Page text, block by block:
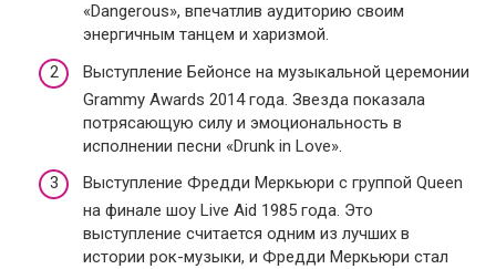
«Dangerous», впечатлив аудиторию своим
энергичным танцем и харизмой.
Выступление Бейонсе на музыкальной церемонии
Grammy Awards 2014 года. Звезда показала
потрясающую силу и эмоциональность в
исполнении песни «Drunk in Love».
Выступление Фредди Меркьюри с группой Queen
на финале шоу Live Aid 1985 года. Это
выступление считается одним из лучших в
истории рок-музыки, и Фредди Меркьюри стал